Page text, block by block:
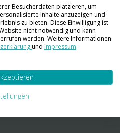
Besucherdaten platzieren, um
Inhalte anzuzeigen und
zu bieten. Diese Einwilligung ist
nicht notwendig und kann
werden. Weitere Informationen
und Impressum.